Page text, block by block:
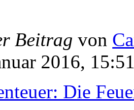
Beitrag von
2016,
Die